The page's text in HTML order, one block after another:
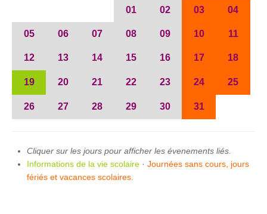
01 02 03 04
05 06 07 08 09 10 11
12 13 14 15 16 17 18
19 20 21 22 23 24 25
26 27 28 29 30 31
Cliquer sur les jours pour afficher les évenements liés.
Informations de la vie scolaire · Journées sans cours, jours
fériés et vacances scolaires.